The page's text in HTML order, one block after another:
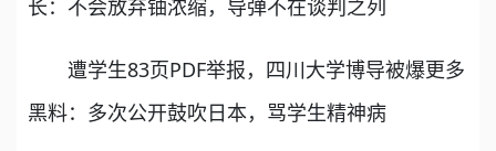
长：不会放弃铀浓缩，导弹不在谈判之列
遭学生83页PDF举报，四川大学博导被爆更多
黑料：多次公开鼓吹日本，骂学生精神病